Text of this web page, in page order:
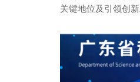
关键地位及引领创